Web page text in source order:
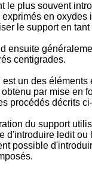
le plus souvent
en
le support en
ensuite
centigrades.
est un des
par mise en
procédés décrits
du support
d'introduire ledit
possible